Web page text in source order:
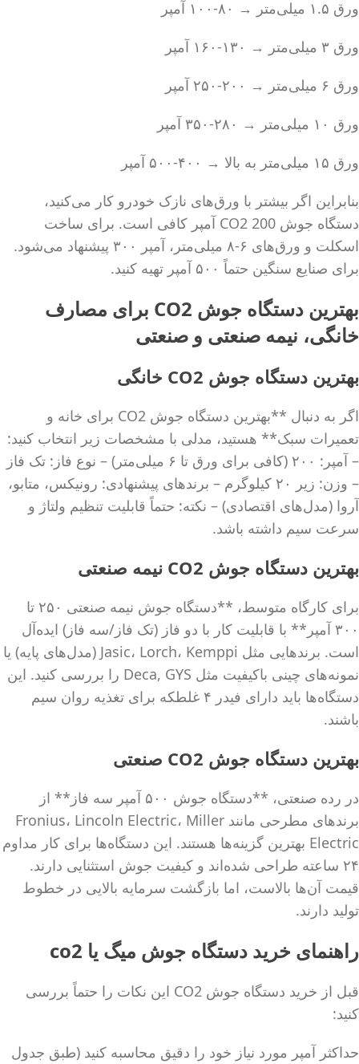
ورق ۱.۵ میلی‌متر → ۸۰-۱۰۰ آمپر
ورق ۳ میلی‌متر → ۱۳۰-۱۶۰ آمپر
ورق ۶ میلی‌متر → ۲۰۰-۲۵۰ آمپر
ورق ۱۰ میلی‌متر → ۲۸۰-۳۵۰ آمپر
ورق ۱۵ میلی‌متر به بالا → ۴۰۰-۵۰۰ آمپر
بنابراین اگر بیشتر با ورق‌های نازک خودرو کار می‌کنید،
دستگاه جوش CO2 200 آمپر کافی است. برای ساخت
اسکلت و ورق‌های ۶-۸ میلی‌متر، آمپر ۳۰۰ پیشنهاد می‌شود.
برای صنایع سنگین حتماً ۵۰۰ آمپر تهیه کنید.
بهترین دستگاه جوش CO2 برای مصارف
خانگی، نیمه صنعتی و صنعتی
بهترین دستگاه جوش CO2 خانگی
اگر به دنبال **بهترین دستگاه جوش CO2 برای خانه و
تعمیرات سبک** هستید، مدلی با مشخصات زیر انتخاب کنید:
– آمپر: ۲۰۰ (کافی برای ورق تا ۶ میلی‌متر) – نوع فاز: تک فاز
– وزن: زیر ۲۰ کیلوگرم – برندهای پیشنهادی: رونیکس، متابو،
آروا (مدل‌های اقتصادی) – نکته: حتماً قابلیت تنظیم ولتاژ و
سرعت سیم داشته باشد.
بهترین دستگاه جوش CO2 نیمه صنعتی
برای کارگاه متوسط، **دستگاه جوش نیمه صنعتی ۲۵۰ تا
۳۰۰ آمپر** با قابلیت کار با دو فاز (تک فاز/سه فاز) ایده‌آل
است. برندهایی مثل Jasic، Lorch، Kemppi (مدل‌های پایه) یا
نمونه‌های چینی باکیفیت مثل Deca, GYS را بررسی کنید. این
دستگاه‌ها باید دارای فیدر ۴ غلطکه برای تغذیه روان سیم
باشند.
بهترین دستگاه جوش CO2 صنعتی
در رده صنعتی، **دستگاه جوش ۵۰۰ آمپر سه فاز** از
برندهای مطرحی مانند Fronius، Lincoln Electric، Miller
Electric بهترین گزینه‌ها هستند. این دستگاه‌ها برای کار مداوم
۲۴ ساعته طراحی شده‌اند و کیفیت جوش استثنایی دارند.
قیمت آن‌ها بالاست، اما بازگشت سرمایه بالایی در خطوط
تولید دارند.
راهنمای خرید دستگاه جوش میگ یا co2
قبل از خرید دستگاه جوش CO2 این نکات را حتماً بررسی
کنید:
حداکثر آمپر مورد نیاز خود را دقیق محاسبه کنید (طبق جدول